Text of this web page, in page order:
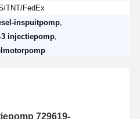
TNT/FedEx
inspuitpomp
3 injectiepomp
729619-